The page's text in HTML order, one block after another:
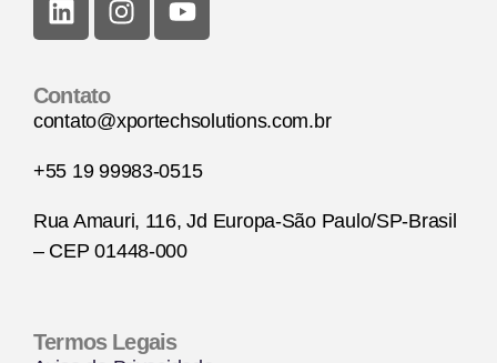
Contato
contato@xportechsolutions.com.br
+55 19 99983-0515
Rua Amauri, 116, Jd Europa-São Paulo/SP-Brasil
– CEP 01448-000
Termos Legais